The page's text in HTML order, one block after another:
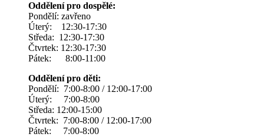
Oddělení pro dospělé:
Pondělí: zavřeno
Úterý: 12:30-17:30
Středa: 12:30-17:30
Čtvrtek: 12:30-17:30
Pátek: 8:00-11:00
Oddělení pro děti:
Pondělí: 7:00-8:00 / 12:00-17:00
Úterý: 7:00-8:00
Středa: 12:00-15:00
Čtvrtek: 7:00-8:00 / 12:00-17:00
Pátek: 7:00-8:00